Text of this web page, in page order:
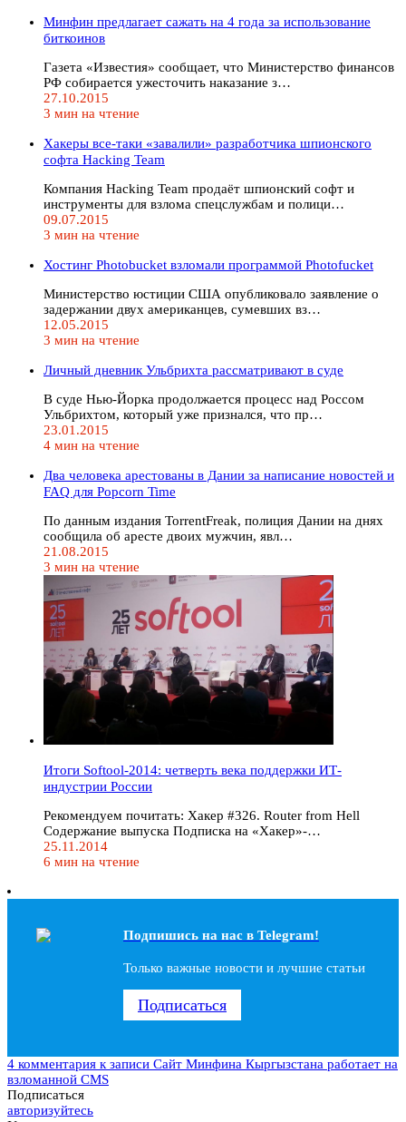
Минфин предлагает сажать на 4 года за использование
биткоинов
Газета «Известия» сообщает, что Министерство финансов
РФ собирается ужесточить наказание з…
27.10.2015
3 мин на чтение
Хакеры все-таки «завалили» разработчика шпионского
софта Hacking Team
Компания Hacking Team продаёт шпионский софт и
инструменты для взлома спецслужбам и полици…
09.07.2015
3 мин на чтение
Хостинг Photobucket взломали программой Photofucket
Министерство юстиции США опубликовало заявление о
задержании двух американцев, сумевших вз…
12.05.2015
3 мин на чтение
Личный дневник Ульбрихта рассматривают в суде
В суде Нью-Йорка продолжается процесс над Россом
Ульбрихтом, который уже признался, что пр…
23.01.2015
4 мин на чтение
Два человека арестованы в Дании за написание новостей и
FAQ для Popcorn Time
По данным издания TorrentFreak, полиция Дании на днях
сообщила об аресте двоих мужчин, явл…
21.08.2015
3 мин на чтение
Итоги Softool-2014: четверть века поддержки ИТ-
индустрии России
Рекомендуем почитать: Хакер #326. Router from Hell
Содержание выпуска Подписка на «Хакер»-…
25.11.2014
6 мин на чтение
Подпишись на наc в Telegram!
Только важные новости и лучшие статьи
Подписаться
4 комментария к записи Сайт Минфина Кыргызстана работает на
взломанной CMS
Подписаться
авторизуйтесь